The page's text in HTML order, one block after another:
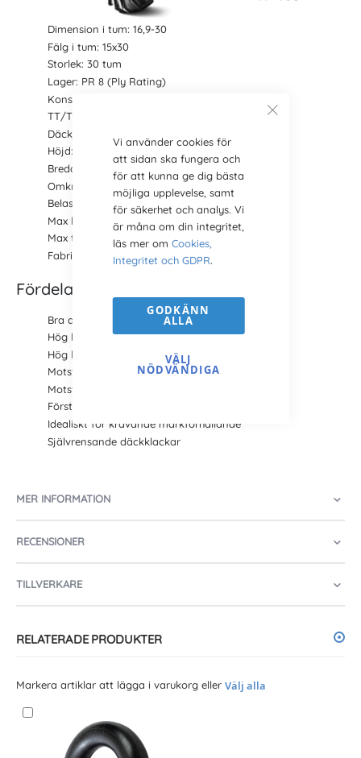
Vi använder cookies för
att sidan ska fungera och
för att kunna ge dig bästa
möjliga upplevelse, samt
för säkerhet och analys. Vi
är måna om din integritet,
läs mer om Cookies,
Integritet och GDPR.
GODKÄNN
ALLA
VÄLJ
NÖDVÄNDIGA
Dimension i tum: 16,9-30
Fälg i tum: 15x30
Storlek: 30 tum
Lager: PR 8 (Ply Rating)
Konstruktion: Diagonal
TT/TL: TT (för slang)
Däckmönster:
Höjd: 1485 mm
Bredd: 429 mm
Omkrets: 4501 mm
Belastning: 2300 kg
Max hastighet: 30 km/h
Max tryck: 1.7 bar
Fabrikat: BKT
Fördelar och egenskaper TR 135
Bra dragförmåga
Hög hållbarhet
Hög lastkapacitet
Motståndskraft mot skärande underlag
Motståndskraft mot punktering
Förstärkt däckhölje
Idealiskt för krävande markförhållande
Självrensande däckklackar
MER INFORMATION
RECENSIONER
TILLVERKARE
RELATERADE PRODUKTER
Markera artiklar att lägga i varukorg eller Välj alla